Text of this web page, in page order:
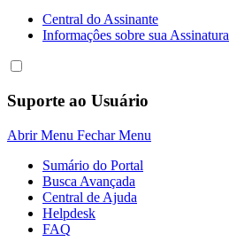
Central do Assinante
Informaçôes sobre sua Assinatura
Suporte ao Usuário
Abrir Menu Fechar Menu
Sumário do Portal
Busca Avançada
Central de Ajuda
Helpdesk
FAQ